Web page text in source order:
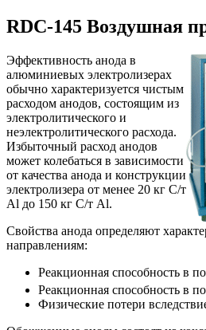
RDC-145 Воздушная
Эффективность анода в
алюминиевых электролизерах
обычно характеризуется чистым
расходом анодов, состоящим из
электролитического и
неэлектролитического расхода.
Избыточный расход анодов
может колебаться в зависимости
от качества анода и конструкции
электролизера от менее 20 кг C/т
Al до 150 кг C/т Al.
Свойства анода определяют
направлениям:
Реакционная способность в
Реакционная способность в
Физические потери